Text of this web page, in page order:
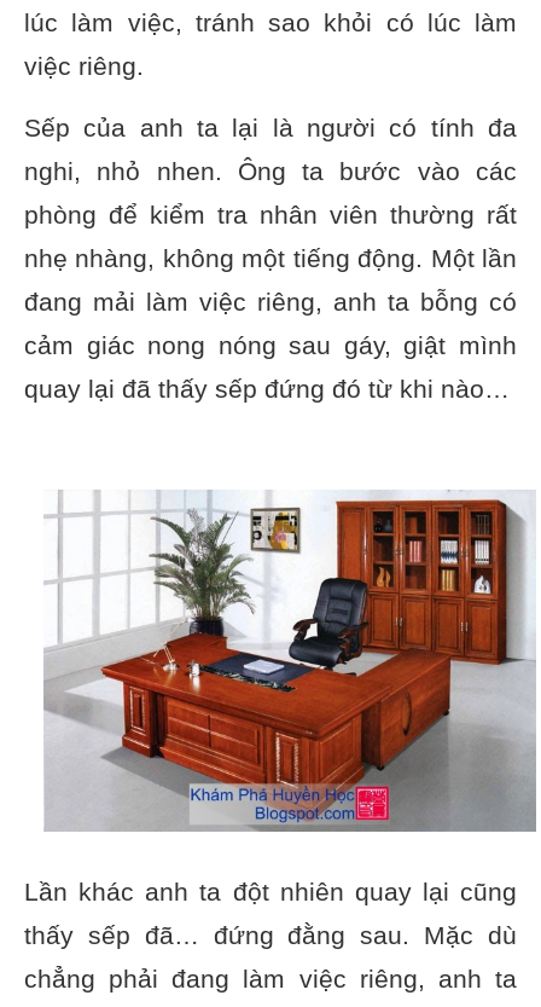
lúc làm việc, tránh sao khỏi có lúc làm
việc riêng.
Sếp của anh ta lại là người có tính đa
nghi, nhỏ nhen. Ông ta bước vào các
phòng để kiểm tra nhân viên thường rất
nhẹ nhàng, không một tiếng động. Một lần
đang mải làm việc riêng, anh ta bỗng có
cảm giác nong nóng sau gáy, giật mình
quay lại đã thấy sếp đứng đó từ khi nào…
Lần khác anh ta đột nhiên quay lại cũng
thấy sếp đã… đứng đằng sau. Mặc dù
chẳng phải đang làm việc riêng, anh ta